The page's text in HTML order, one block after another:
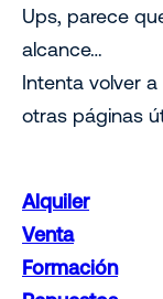
Ups, parece
alcance…
Intenta volver
otras páginas
Alquiler
Venta
Formación